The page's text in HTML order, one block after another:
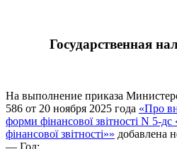
Государственная
На выполнение приказа
586 от 20 ноября 2025 года «Про
форми фінансової звітності N 5-
фінансової звітності»» добавлена
— Год: